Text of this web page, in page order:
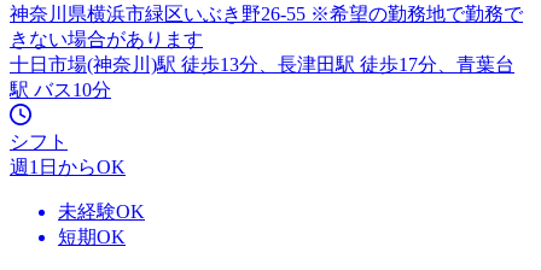
神奈川県横浜市緑区いぶき野26-55 ※希望の勤務地で勤務で
きない場合があります
十日市場(神奈川)駅 徒歩13分、長津田駅 徒歩17分、青葉台
駅 バス10分
シフト
週1日からOK
未経験OK
短期OK